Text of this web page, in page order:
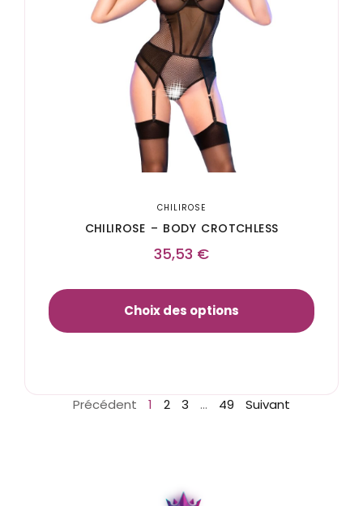
CHILIROSE
CHILIROSE – BODY CROTCHLESS
35,53 €
Choix des options
Précédent 1 2 3 … 49 Suivant